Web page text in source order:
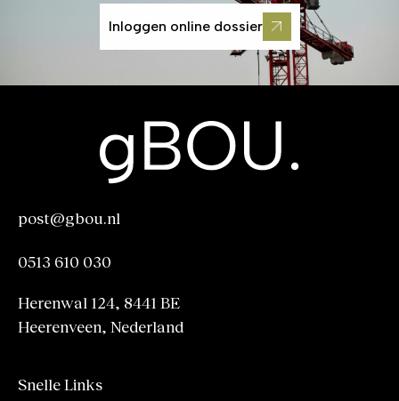
Inloggen online dossier
post@gbou.nl
post@gbou.nl
0513 610 030
0513 610 030
Herenwal 124, 8441 BE
Heerenveen, Nederland
Snelle Links